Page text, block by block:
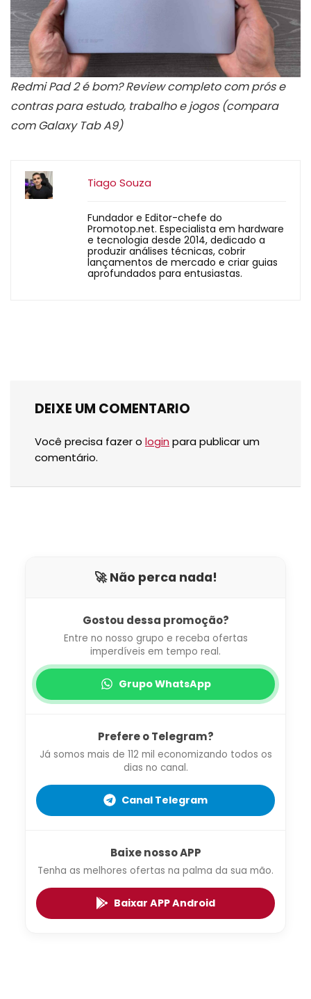
Redmi Pad 2 é bom? Review completo com prós e
contras para estudo, trabalho e jogos (compara
com Galaxy Tab A9)
Tiago Souza
Fundador e Editor-chefe do
Promotop.net. Especialista em hardware
e tecnologia desde 2014, dedicado a
produzir análises técnicas, cobrir
lançamentos de mercado e criar guias
aprofundados para entusiastas.
DEIXE UM COMENTARIO
Você precisa fazer o login para publicar um
comentário.
🚀 Não perca nada!
Gostou dessa promoção?
Entre no nosso grupo e receba ofertas
imperdíveis em tempo real.
Grupo WhatsApp
Prefere o Telegram?
Já somos mais de 112 mil economizando todos os
dias no canal.
Canal Telegram
Baixe nosso APP
Tenha as melhores ofertas na palma da sua mão.
Baixar APP Android